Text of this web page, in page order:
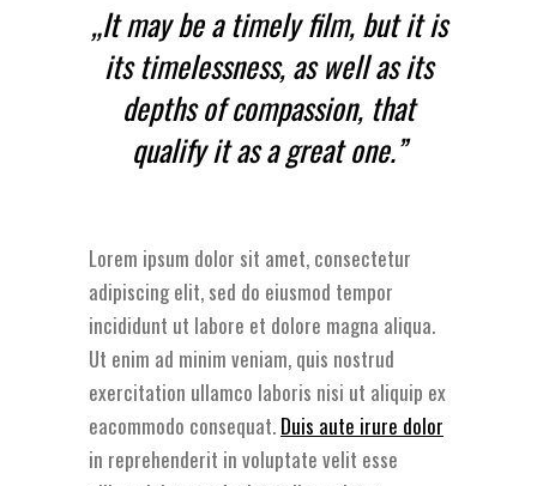
„It may be a timely film, but it is
its timelessness, as well as its
depths of compassion, that
qualify it as a great one.”
Lorem ipsum dolor sit amet, consectetur
adipiscing elit, sed do eiusmod tempor
incididunt ut labore et dolore magna aliqua.
Ut enim ad minim veniam, quis nostrud
exercitation ullamco laboris nisi ut aliquip ex
eacommodo consequat. Duis aute irure dolor
in reprehenderit in voluptate velit esse